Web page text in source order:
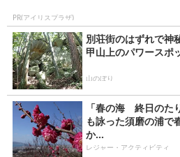
PR(アイリスプラザ)
別荘街のはずれで
甲山上のパワースポ
山のぼり
「春の海 終日のた
も詠った須磨の浦で
か...
レジャー・アクティビティ